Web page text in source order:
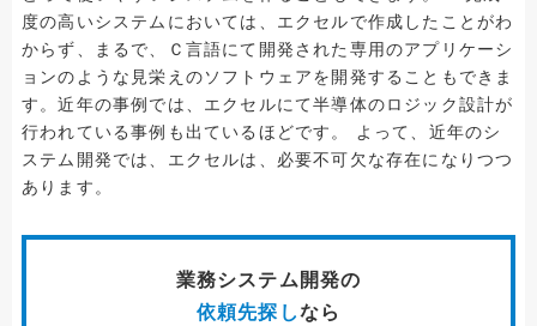
度の高いシステムにおいては、エクセルで作成したことがわ
からず、まるで、Ｃ言語にて開発された専用のアプリケーシ
ョンのような見栄えのソフトウェアを開発することもできま
す。近年の事例では、エクセルにて半導体のロジック設計が
行われている事例も出ているほどです。 よって、近年のシ
ステム開発では、エクセルは、必要不可欠な存在になりつつ
あります。
業務システム開発の
依頼先探しなら